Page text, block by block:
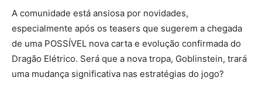
A comunidade está ansiosa por novidades,
especialmente após os teasers que sugerem a chegada
de uma POSSÍVEL nova carta e evolução confirmada do
Dragão Elétrico. Será que a nova tropa, Goblinstein, trará
uma mudança significativa nas estratégias do jogo?